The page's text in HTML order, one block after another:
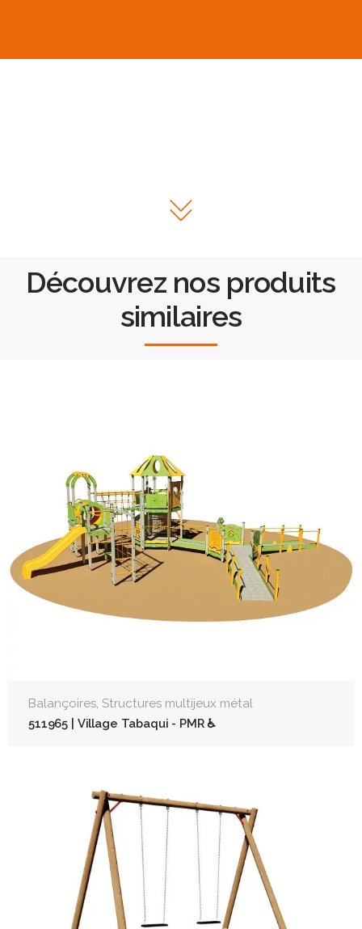
Découvrez nos produits
similaires
Balançoires Structures multijeux métal
511965 | Village Tabaqui - PMR ♿